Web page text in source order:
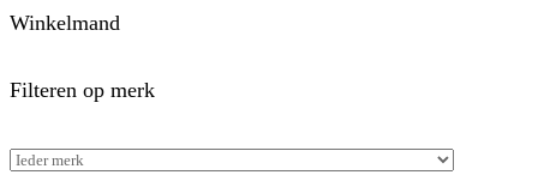
Winkelmand
Filteren op merk